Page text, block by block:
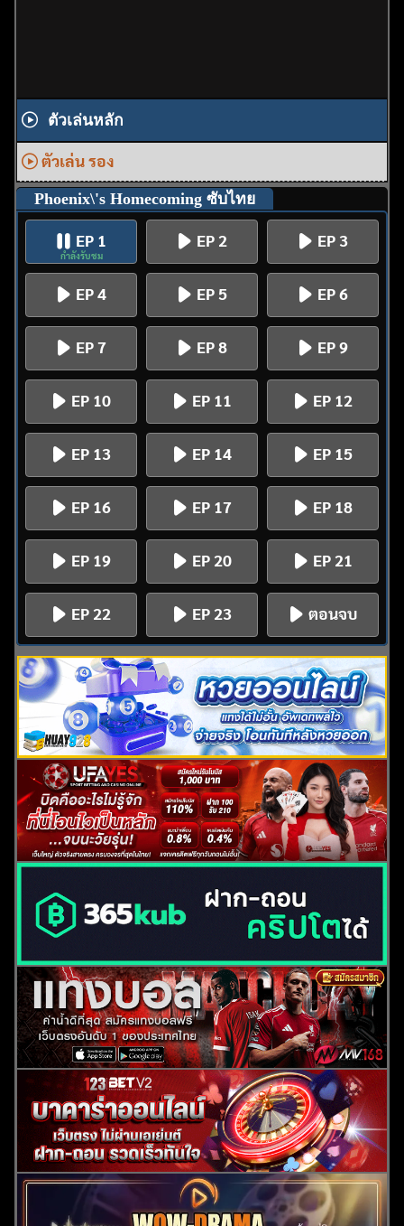
ค้นหา
สำหรับ:
ตัวเล่นหลัก
ตัวเล่น รอง
Phoenix\'s Homecoming ซับไทย
EP 1
กำลังรับชม
EP 2 EP 3
EP 4 EP 5 EP 6
EP 7 EP 8 EP 9
EP 10 EP 11 EP 12
EP 13 EP 14 EP 15
EP 16 EP 17 EP 18
EP 19 EP 20 EP 21
EP 22 EP 23 ตอนจบ